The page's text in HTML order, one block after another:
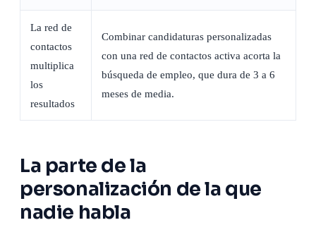
La red de
contactos
multiplica
los
resultados
Combinar candidaturas personalizadas
con una red de contactos activa acorta la
búsqueda de empleo, que dura de 3 a 6
meses de media.
La parte de la
personalización de la que
nadie habla